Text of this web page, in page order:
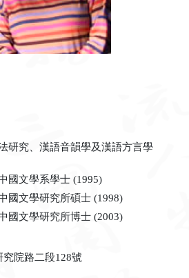
研究、漢語音韻學及漢語方言學
國文學系學士 (1995)
國文學研究所碩士 (1998)
國文學研究所博士 (2003)
究院路二段128號